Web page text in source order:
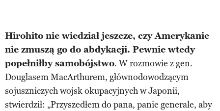
Hirohito nie wiedział jeszcze, czy Amerykanie
nie zmuszą go do abdykacji. Pewnie wtedy
popełniłby samobójstwo. W rozmowie z gen.
Douglasem MacArthurem, głównodowodzącym
sojuszniczych wojsk okupacyjnych w Japonii,
stwierdził: „Przyszedłem do pana, panie generale, aby